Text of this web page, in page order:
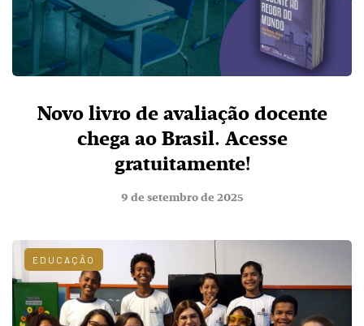
Novo livro de avaliação docente
chega ao Brasil. Acesse
gratuitamente!
9 de setembro de 2025
EDUCAÇÃO